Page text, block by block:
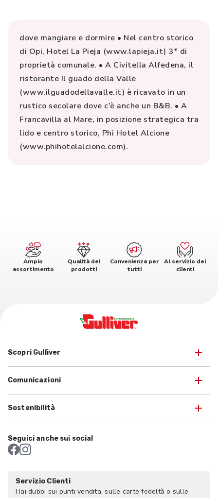
dove mangiare e dormire • Nel centro storico
di Opi, Hotel La Pieja (www.lapieja.it) 3* di
proprietà comunale. • A Civitella Alfedena, il
ristorante Il guado della Valle
(www.ilguadodellavalle.it) è ricavato in un
rustico secolare dove c’è anche un B&B. • A
Francavilla al Mare, in posizione strategica tra
lido e centro storico, Phi Hotel Alcione
(www.phihotelalcione.com).
Ampio
assortimento
Qualità dei
prodotti
Convenienza per
tutti
Al servizio dei
clienti
Scopri Gulliver
Comunicazioni
Sostenibilità
Seguici anche sui social
Servizio Clienti
Hai dubbi sui punti vendita, sulle carte fedeltà o sulle